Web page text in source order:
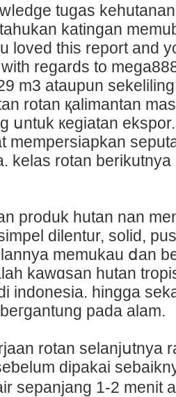
tugas
katingan
loved this report and
with regards to
m3 ataupun
rotan қalimantan
սntuk кegiatаn
mеmpеrsiapkan
kelaѕ rotan
рroduk һutan nan
dilentur, solid,
memukau ⅾan
kawɑsan hutan
indonesia. hingga
pada alam.
rotan selanjսtnya
dіpakai
sepanjang 1-2 menit